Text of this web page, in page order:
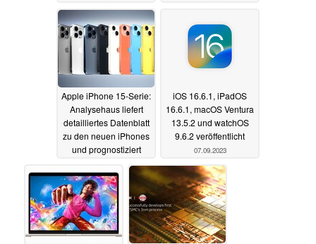
08.09.2023
Apple iPhone 15-Serie:
Analysehaus liefert
detailliertes Datenblatt
zu den neuen iPhones
und prognostiziert
08.09.2023
iOS 16.6.1, iPadOS
16.6.1, macOS Ventura
13.5.2 und watchOS
9.6.2 veröffentlicht
07.09.2023